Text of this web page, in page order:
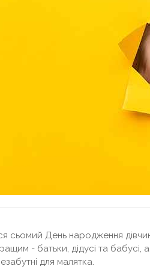
сьомий День народження
- батьки, дідусі та бабусі,
для малятка.